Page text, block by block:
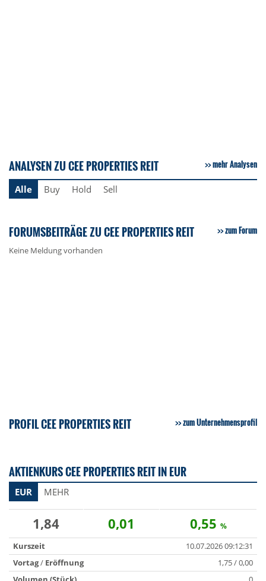
ANALYSEN ZU CEE PROPERTIES REIT mehr Analysen
Alle Buy Hold Sell
FORUMSBEITRÄGE ZU CEE PROPERTIES REIT zum Forum
Keine Meldung vorhanden
PROFIL CEE PROPERTIES REIT zum Unternehmensprofil
AKTIENKURS CEE PROPERTIES REIT IN EUR
EUR MEHR
1,84 0,01 0,55 %
Kurszeit
10.07.2026 09:12:31
Vortag/ Eröffnung
1,75 / 0,00